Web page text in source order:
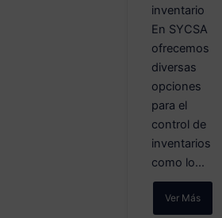
inventario
En SYCSA
ofrecemos
diversas
opciones
para el
control de
inventarios
como lo...
Ver Más